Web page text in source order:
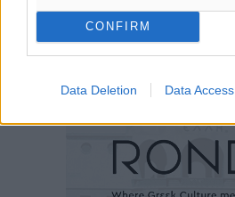
CONFIRM
Data Deletion Data Access